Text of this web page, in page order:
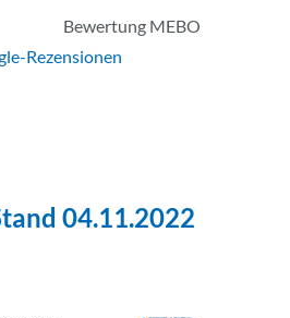
MEBO
Rezensionen
04.11.2022